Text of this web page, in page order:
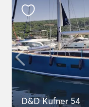
D&D Kufner 54